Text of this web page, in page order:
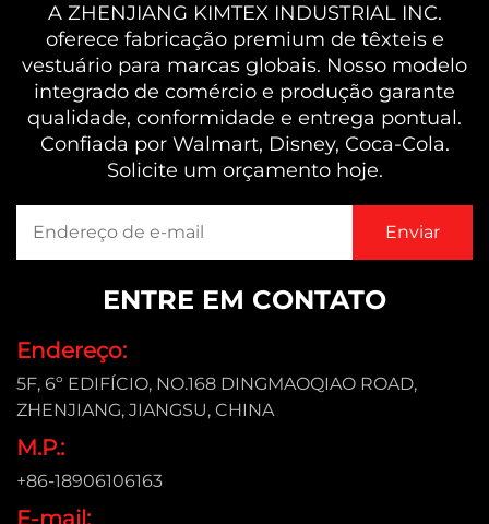
A ZHENJIANG KIMTEX INDUSTRIAL INC.
oferece fabricação premium de têxteis e
vestuário para marcas globais. Nosso modelo
integrado de comércio e produção garante
qualidade, conformidade e entrega pontual.
Confiada por Walmart, Disney, Coca-Cola.
Solicite um orçamento hoje.
ENTRE EM CONTATO
Endereço:
5F, 6º EDIFÍCIO, NO.168 DINGMAOQIAO ROAD,
ZHENJIANG, JIANGSU, CHINA
M.P.:
+86-18906106163
E-mail: